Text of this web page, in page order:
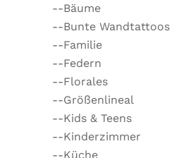
--Bäume
--Bunte Wandtattoos
--Familie
--Federn
--Florales
--Größenlineal
--Kids & Teens
--Kinderzimmer
--Küche